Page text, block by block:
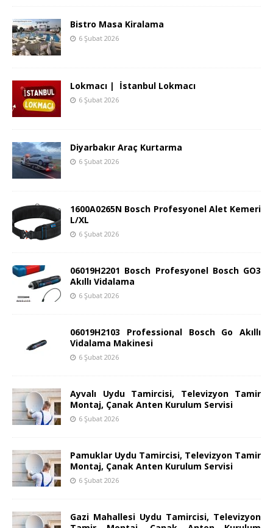
Bistro Masa Kiralama
6 Şubat 2026
Lokmacı | İstanbul Lokmacı
6 Şubat 2026
Diyarbakır Araç Kurtarma
6 Şubat 2026
1600A0265N Bosch Profesyonel Alet Kemeri
L/XL
6 Şubat 2026
06019H2201 Bosch Profesyonel Bosch GO3
Akıllı Vidalama
6 Şubat 2026
06019H2103 Professional Bosch Go Akıllı
Vidalama Makinesi
6 Şubat 2026
Ayvalı Uydu Tamircisi, Televizyon Tamir
Montaj, Çanak Anten Kurulum Servisi
6 Şubat 2026
Pamuklar Uydu Tamircisi, Televizyon Tamir
Montaj, Çanak Anten Kurulum Servisi
6 Şubat 2026
Gazi Mahallesi Uydu Tamircisi, Televizyon